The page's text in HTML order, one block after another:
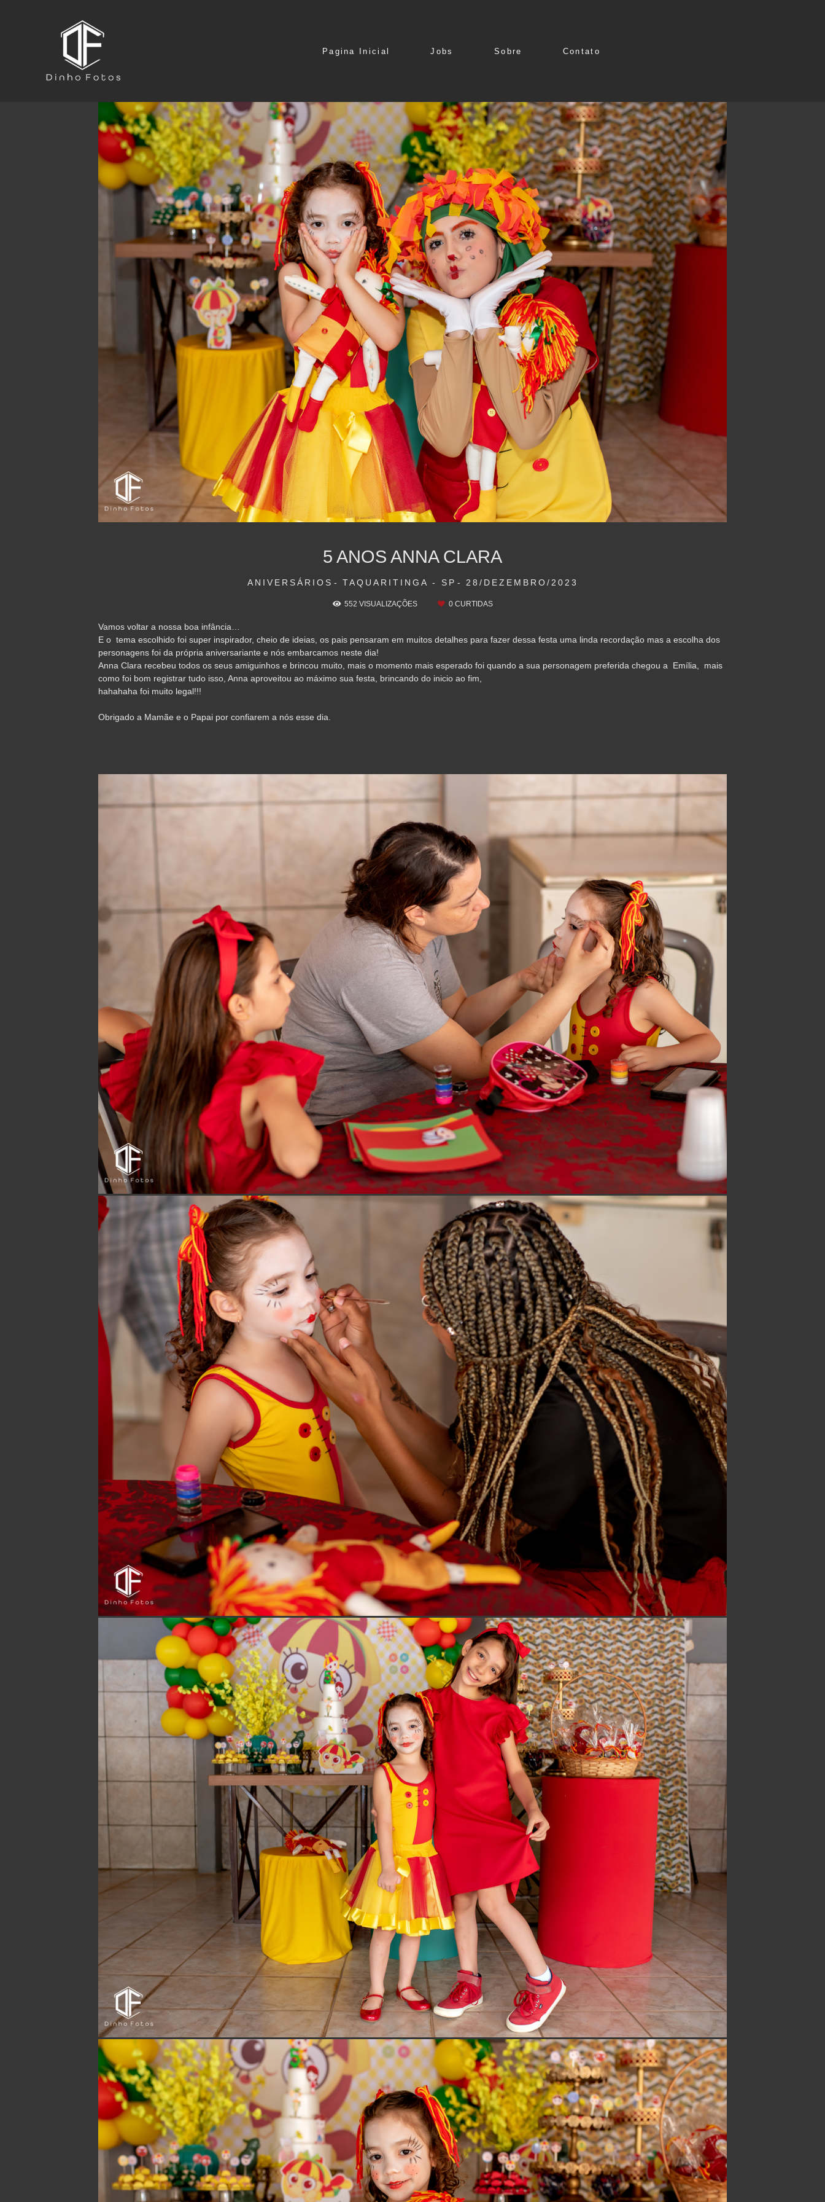
Pagina Inicial Jobs Sobre Contato
ANIVERSÁRIOS TAQUARITINGA - SP 28/DEZEMBRO/2023
5 ANOS ANNA CLARA
552 VISUALIZAÇÕES 0CURTIDAS
Vamos voltar a nossa boa infância…
E o tema escolhido foi super inspirador, cheio de ideias, os pais pensaram em muitos detalhes para fazer dessa festa uma linda recordação mas a escolha dos
personagens foi da própria aniversariante e nós embarcamos neste dia!
Anna Clara recebeu todos os seus amiguinhos e brincou muito, mais o momento mais esperado foi quando a sua personagem preferida chegou a Emília, mais
como foi bom registrar tudo isso, Anna aproveitou ao máximo sua festa, brincando do inicio ao fim,
hahahaha foi muito legal!!!
Obrigado a Mamãe e o Papai por confiarem a nós esse dia.